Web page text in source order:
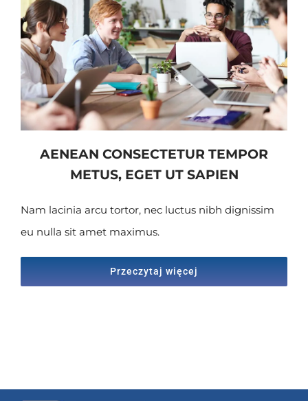
Skontaktuj się z nami
AENEAN CONSECTETUR TEMPOR
METUS, EGET UT SAPIEN
Nam lacinia arcu tortor, nec luctus nibh dignissim
eu nulla sit amet maximus.
Przeczytaj więcej